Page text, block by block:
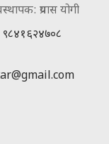
प्रयास योगी
९८४१६२४७०८